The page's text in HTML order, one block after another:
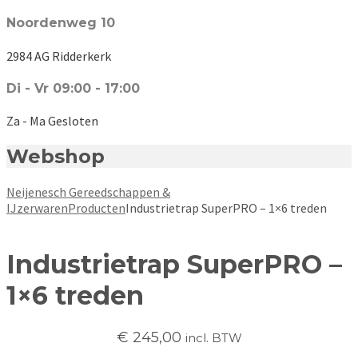
Noordenweg 10
2984 AG Ridderkerk
Di - Vr 09:00 - 17:00
Za - Ma Gesloten
Webshop
Neijenesch Gereedschappen &
IJzerwarenProductenIndustrietrap SuperPRO – 1×6 treden
Industrietrap SuperPRO –
1×6 treden
€ 245,00 incl. BTW